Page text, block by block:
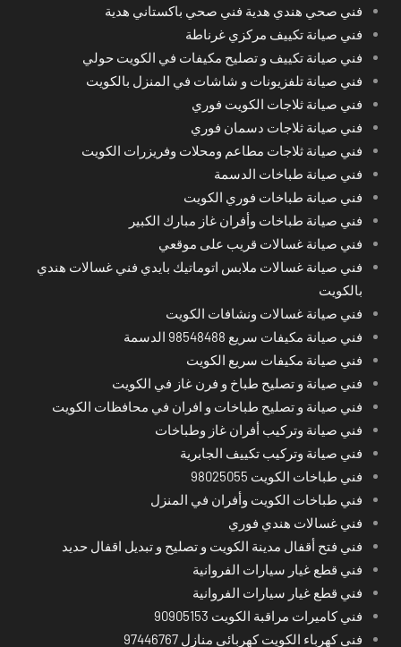
فني صحي هندي هدية فني صحي باكستاني هدية
فني صيانة تكييف مركزي غرناطة
فني صيانة تكييف و تصليح مكيفات في الكويت حولي
فني صيانة تلفزيونات و شاشات في المنزل بالكويت
فني صيانة ثلاجات الكويت فوري
فني صيانة ثلاجات دسمان فوري
فني صيانة ثلاجات مطاعم ومحلات وفريزرات الكويت
فني صيانة طباخات الدسمة
فني صيانة طباخات فوري الكويت
فني صيانة طباخات وأفران غاز مبارك الكبير
فني صيانة غسالات قريب على موقعي
فني صيانة غسالات ملابس اتوماتيك بايدي فني غسالات هندي
بالكويت
فني صيانة غسالات ونشافات الكويت
فني صيانة مكيفات سريع 98548488 الدسمة
فني صيانة مكيفات سريع الكويت
فني صيانة و تصليح طباخ و فرن غاز في الكويت
فني صيانة و تصليح طباخات و افران في محافظات الكويت
فني صيانة وتركيب أفران غاز وطباخات
فني صيانة وتركيب تكييف الجابرية
فني طباخات الكويت 98025055
فني طباخات الكويت وأفران في المنزل
فني غسالات هندي فوري
فني فتح أقفال مدينة الكويت و تصليح و تبديل اقفال حديد
فني قطع غيار سيارات الفروانية
فني قطع غيار سيارات الفروانية
فني كاميرات مراقبة الكويت 90905153
فني كهرباء الكويت كهربائي منازل 97446767